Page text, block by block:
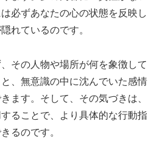
必ずあなたの心の状態を反映し
れているのです。
その人物や場所が何を象徴して
、無意識の中に沈んでいた感情
ます。そして、その気づきは、
ることで、より具体的な行動指
るのです。